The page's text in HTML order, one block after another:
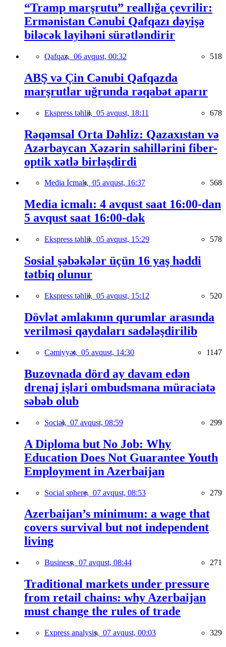
“Tramp marşrutu” reallığa çevrilir:
Ermənistan Cənubi Qafqazı dəyişə
biləcək layihəni sürətləndirir
Qafqaz, 06 avqust, 00:32 518
ABŞ və Çin Cənubi Qafqazda
marşrutlar uğrunda rəqabət aparır
Ekspress təhlil, 05 avqust, 18:11 678
Rəqəmsal Orta Dəhliz: Qazaxıstan və
Azərbaycan Xəzərin sahillərini fiber-
optik xətlə birləşdirdi
Media İcmalı, 05 avqust, 16:37 568
Media icmalı: 4 avqust saat 16:00-dan
5 avqust saat 16:00-dək
Ekspress təhlil, 05 avqust, 15:29 578
Sosial şəbəkələr üçün 16 yaş həddi
tətbiq olunur
Ekspress təhlil, 05 avqust, 15:12 520
Dövlət əmlakının qurumlar arasında
verilməsi qaydaları sadələşdirilib
Cəmiyyət, 05 avqust, 14:30 1147
Buzovnada dörd ay davam edən
drenaj işləri ombudsmana müraciətə
səbəb olub
Social, 07 avqust, 08:59 299
A Diploma but No Job: Why
Education Does Not Guarantee Youth
Employment in Azerbaijan
Social sphere, 07 avqust, 08:53 279
Azerbaijan’s minimum: a wage that
covers survival but not independent
living
Business, 07 avqust, 08:44 271
Traditional markets under pressure
from retail chains: why Azerbaijan
must change the rules of trade
Express analysis, 07 avqust, 00:03 329